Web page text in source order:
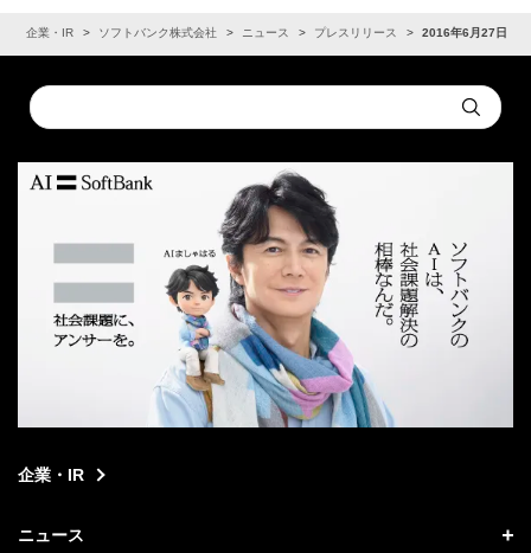
企業・IR ソフトバンク株式会社 ニュース プレスリリース 2016年6月27日
Conduct
a
Submit
企業・IR
ニュース